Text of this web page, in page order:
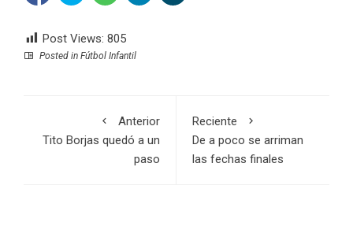
Post Views: 805
Posted in Fútbol Infantil
Anterior
Tito Borjas quedó a un
paso
Reciente
De a poco se arriman
las fechas finales